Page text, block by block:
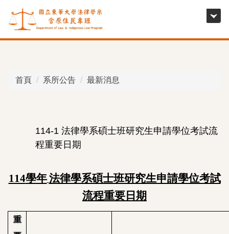
到
首頁 系所公告 最新消息
114-1 法律學系碩士班研究生申請學位考試流
程重要日期
114學年法律學系碩士班研究生申請學位考試
流程重要日期
重